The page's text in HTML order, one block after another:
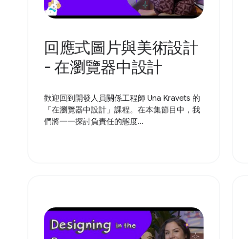
回應式圖片與美術設計
- 在瀏覽器中設計
歡迎回到開發人員關係工程師 Una Kravets 的
「在瀏覽器中設計」課程。在本集節目中，我
們將一一探討負責任的態度...